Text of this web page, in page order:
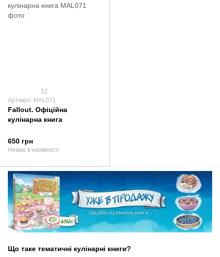
12
Артикул: MAL071
Fallout. Офіційна
кулінарна книга
650 грн
Немає в наявності
Що таке тематичні кулінарні книги?